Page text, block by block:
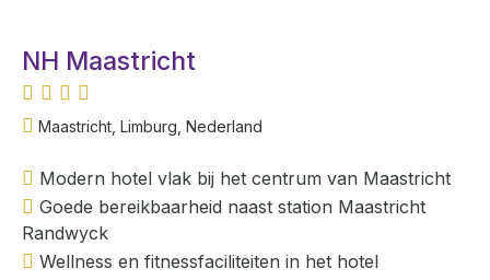
NH Maastricht
Maastricht, Limburg, Nederland
Modern hotel vlak bij het centrum van Maastricht
Goede bereikbaarheid naast station Maastricht
Randwyck
Wellness en fitnessfaciliteiten in het hotel